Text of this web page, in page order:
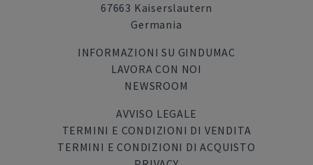
67663 Kaiserslautern
Germania
INFORMAZIONI SU GINDUMAC
LAVORA CON NOI
NEWSROOM
AVVISO LEGALE
TERMINI E CONDIZIONI DI VENDITA
TERMINI E CONDIZIONI DI ACQUISTO